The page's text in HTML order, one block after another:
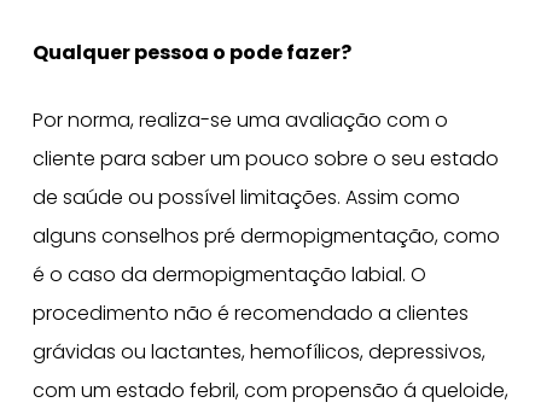
Qualquer pessoa o pode fazer?
Por norma, realiza-se uma avaliação com o
cliente para saber um pouco sobre o seu estado
de saúde ou possível limitações. Assim como
alguns conselhos pré dermopigmentação, como
é o caso da dermopigmentação labial. O
procedimento não é recomendado a clientes
grávidas ou lactantes, hemofílicos, depressivos,
com um estado febril, com propensão á queloide,